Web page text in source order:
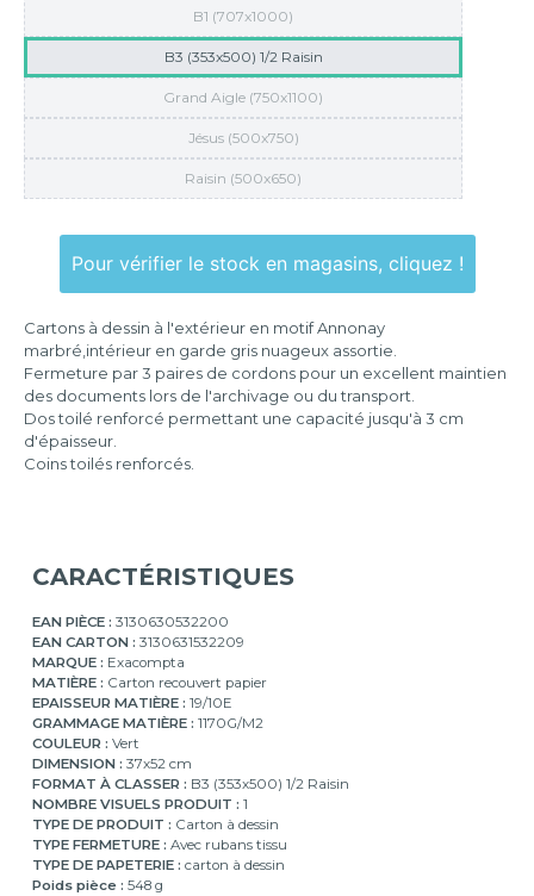
B1 (707x1000)
B3 (353x500) 1/2 Raisin
Grand Aigle (750x1100)
Jésus (500x750)
Raisin (500x650)
Pour vérifier le stock en magasins, cliquez !
Cartons à dessin à l'extérieur en motif Annonay
marbré,intérieur en garde gris nuageux assortie.
Fermeture par 3 paires de cordons pour un excellent maintien
des documents lors de l'archivage ou du transport.
Dos toilé renforcé permettant une capacité jusqu'à 3 cm
d'épaisseur.
Coins toilés renforcés.
CARACTÉRISTIQUES
EAN PIÈCE : 3130630532200
EAN CARTON : 3130631532209
MARQUE : Exacompta
MATIÈRE : Carton recouvert papier
EPAISSEUR MATIÈRE : 19/10E
GRAMMAGE MATIÈRE : 1170G/M2
COULEUR : Vert
DIMENSION : 37x52 cm
FORMAT À CLASSER : B3 (353x500) 1/2 Raisin
NOMBRE VISUELS PRODUIT : 1
TYPE DE PRODUIT : Carton à dessin
TYPE FERMETURE : Avec rubans tissu
TYPE DE PAPETERIE : carton à dessin
Poids pièce : 548 g